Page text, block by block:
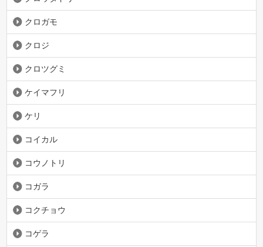
クロガモ
クロジ
クロツグミ
ケイマフリ
ケリ
コイカル
コウノトリ
コガラ
コクチョウ
コゲラ